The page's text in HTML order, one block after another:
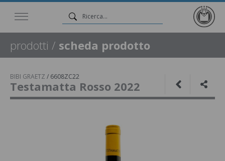
prodotti / scheda prodotto
BIBI GRAETZ / 6608ZC22
Testamatta Rosso 2022